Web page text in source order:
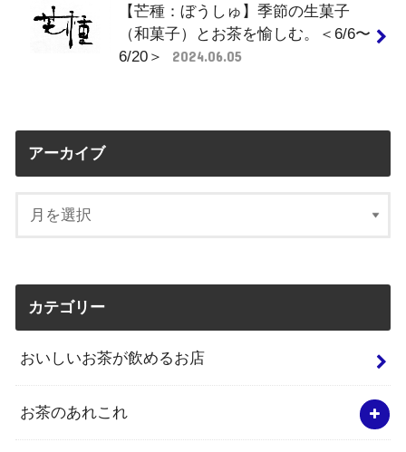
【芒種：ぼうしゅ】季節の生菓子
（和菓子）とお茶を愉しむ。＜6/6〜
6/20＞
2024.06.05
アーカイブ
カテゴリー
おいしいお茶が飲めるお店
お茶のあれこれ